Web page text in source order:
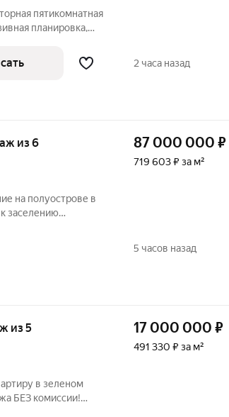
пятикомнатная
планировка,
гостиная, спальня
2 часа назад
из 6
на полуострове в
заселению
кирпичного
87 000 000 ₽
719 603 ₽ за м²
5 часов назад
из 5
в зеленом
17 000 000 ₽
491 330 ₽ за м²